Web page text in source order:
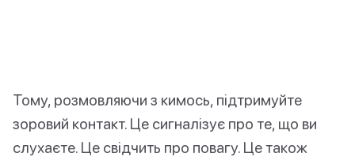
Тому, розмовляючи з кимось, підтримуйте
зоровий контакт. Це сигналізує про те, що ви
слухаєте. Це свідчить про повагу. Це також